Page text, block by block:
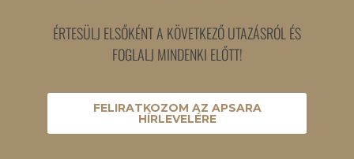
ÉRTESÜLJ ELSŐKÉNT A KÖVETKEZŐ UTAZÁSRÓL ÉS
FOGLALJ MINDENKI ELŐTT!
FELIRATKOZOM AZ APSARA
HÍRLEVELÉRE